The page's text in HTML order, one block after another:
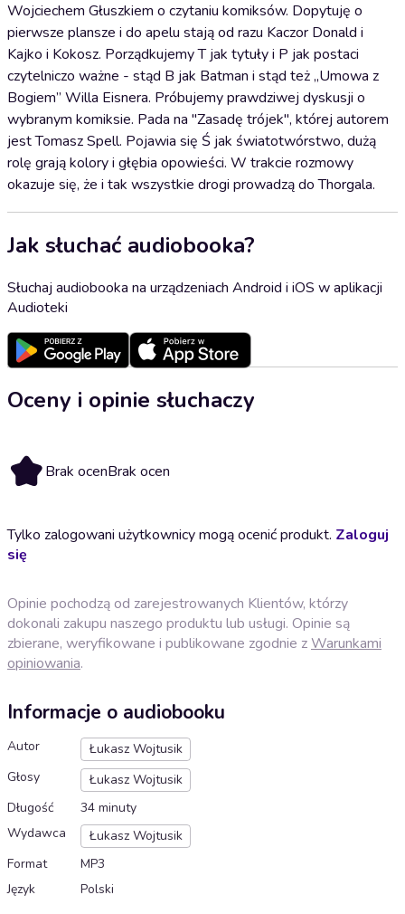
Wojciechem Głuszkiem o czytaniu komiksów. Dopytuję o
pierwsze plansze i do apelu stają od razu Kaczor Donald i
Kajko i Kokosz. Porządkujemy T jak tytuły i P jak postaci
czytelniczo ważne - stąd B jak Batman i stąd też „Umowa z
Bogiem” Willa Eisnera. Próbujemy prawdziwej dyskusji o
wybranym komiksie. Pada na "Zasadę trójek", której autorem
jest Tomasz Spell. Pojawia się Ś jak światotwórstwo, dużą
rolę grają kolory i głębia opowieści. W trakcie rozmowy
okazuje się, że i tak wszystkie drogi prowadzą do Thorgala.
Jak słuchać audiobooka?
Słuchaj audiobooka na urządzeniach Android i iOS w aplikacji
Audioteki
Oceny i opinie słuchaczy
Brak ocenBrak ocen
Tylko zalogowani użytkownicy mogą ocenić produkt. Zaloguj
się
Opinie pochodzą od zarejestrowanych Klientów, którzy
dokonali zakupu naszego produktu lub usługi. Opinie są
zbierane, weryfikowane i publikowane zgodnie zWarunkami
opiniowania.
Informacje o audiobooku
Autor
Łukasz Wojtusik
Głosy
Łukasz Wojtusik
Długość
34 minuty
Wydawca
Łukasz Wojtusik
Format
MP3
Język
Polski